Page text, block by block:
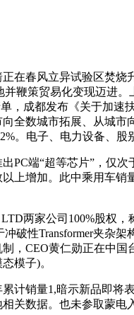
春风立异试验区焚烧
鞭策贸易化变现迈进
，成都发布《关于加
全数城市拓展、从城
。电子、电力设备、
端“超等芯片”，仅次
上增加。此中乘用车
两家公司100%股权，
破性Transformer夹杂
，CEO黄仁勋正在中
模子)。
销量1,暗示新品即将
关数据。也未参取蒙